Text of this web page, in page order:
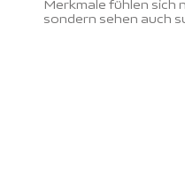
Merkmale fühlen sich
sondern sehen auch